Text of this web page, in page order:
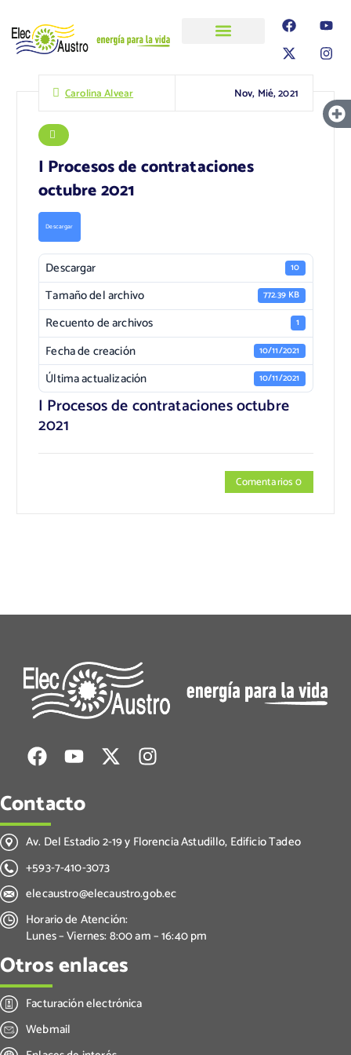
Carolina Alvear Nov, Mié, 2021
I Procesos de contrataciones
octubre 2021
Descargar
Descargar 10
Tamaño del archivo 772.39 KB
Recuento de archivos 1
Fecha de creación 10/11/2021
Última actualización 10/11/2021
I Procesos de contrataciones octubre
2021
Comentarios 0
Contacto
Av. Del Estadio 2-19 y Florencia Astudillo, Edificio Tadeo
+593-7-410-3073
elecaustro@elecaustro.gob.ec
Horario de Atención:
Lunes – Viernes: 8:00 am – 16:40 pm
Otros enlaces
Facturación electrónica
Webmail